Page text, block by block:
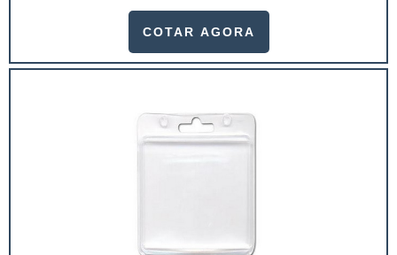
final. Para isso, é importante que a empresa preze por
caso, o cuidado com a caixa que irá embalar os
tecnologia de ponta e profissionais treinados para
COTAR AGORA